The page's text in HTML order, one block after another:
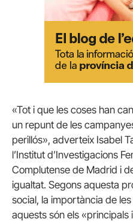
«Tot i que les coses han
un repunt de les
perillós», adverteix Isabel
l’Institut d’Investigacions
Complutense de Madrid i
igualtat. Segons aquesta
social, la importància de
aquests són els «principals